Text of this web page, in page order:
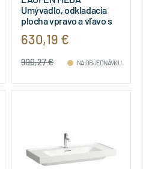
Umývadlo, odkladacia
plocha vpravo a vľavo s
batériu, bez prepadu,
Biela LCC,
630,19 €
900,27 € NA OBJEDNÁVKU